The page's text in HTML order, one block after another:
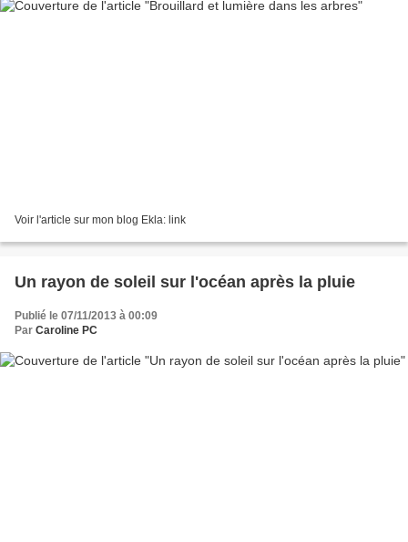
Voir l'article sur mon blog Ekla: link
Un rayon de soleil sur l'océan après la pluie
Publié le 07/11/2013 à 00:09
Par Caroline PC